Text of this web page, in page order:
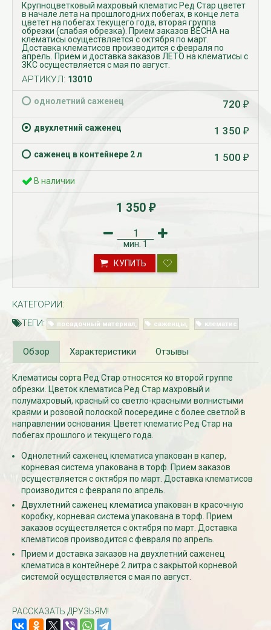
контейнере p9
340₽
СКИДКИ 15 % НА ДУГИ, ЗАБОРЫ,
ШПАЛЕРЫ И ДР.
Дата:11.03.2024
Скидки 15% !!! При заказе
товаров на сумму от 1000 руб. с
16 марта по 31 марта 2024...
ЧИТАТЬ ДАЛЕЕ →
29.02.2024
В первый день весны
Крупноцветковый махровый клематис Ред Стар цветет
в начале лета на прошлогодних побегах, в конце лета
цветет на побегах текущего года, вторая группа
обрезки (слабая обрезка). Прием заказов ВЕСНА на
клематисы осуществляется с октября по март.
Доставка клематисов производится с февраля по
апрель. Прием и доставка заказов ЛЕТО на клематисы с
ЗКС осуществляется с мая по август.
АРТИКУЛ: 13010
однолетний саженец 720 ₽
двухлетний саженец 1 350 ₽
саженец в контейнере 2 л 1 500 ₽
В наличии
1 350 ₽
мин. 1
КУПИТЬ
КАТЕГОРИИ:
ТЕГИ:
посадочный материал саженцы клематис
Обзор Характеристики Отзывы
Клематисы сорта Ред Стар относятся ко второй группе
обрезки. Цветок клематиса Ред Стар махровый и
полумахровый, красный со светло-красными волнистыми
краями и розовой полоской посередине с более светлой в
направлении основания. Цветет клематис Ред Стар на
побегах прошлого и текущего года.
Однолетний саженец клематиса упакован в капер,
корневая система упакована в торф. Прием заказов
осуществляется с октября по март. Доставка клематисов
производится с февраля по апрель.
Двухлетний саженец клематиса упакован в красочную
коробку, корневая система упакована в торф. Прием
заказов осуществляется с октября по март. Доставка
клематисов производится с февраля по апрель.
Прием и доставка заказов на двухлетний саженец
клематиса в контейнере 2 литра с закрытой корневой
системой осуществляется с мая по август.
РАССКАЗАТЬ ДРУЗЬЯМ!